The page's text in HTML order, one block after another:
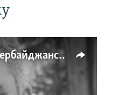
Имидж – все. Почему азербайджанские правозащитники и независимые журналисты попадают в тюрьму